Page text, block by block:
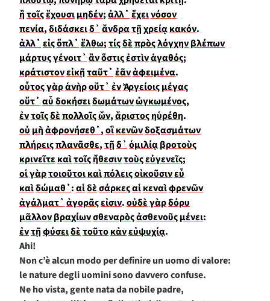
ἢτοῖςἔχουσιμηδέν;ἀλλ᾽ἔχεινόσον
πενία,διδάσκειδ᾽ἄνδρατῇχρείᾳκακόν.
ἀλλ᾽εἰςὅπλ᾽ἔλθω;τίςδὲπρὸςλόγχηνβλέπων
μάρτυςγένοιτ᾽ἂνὅστιςἐστὶνἁγαθός;
κράτιστονεἰκῇταῦτ᾽ἐᾶνἀφειμένα.
οὗτοςγὰρἁνὴροὔτ᾽ἐνἈργείοιςμέγας
οὔτ᾽αὖδοκήσειδωμάτωνὠγκωμένος,
ἐντοῖςδὲπολλοῖςὤν,ἄριστοςηὑρέθη.
οὐμὴἀφρονήσεθ᾽,οἳκενῶνδοξασμάτων
πλήρειςπλανᾶσθε,τῇδ᾽ὁμιλίᾳβροτοὺς
κρινεῖτεκαὶτοῖςἤθεσιντοὺςεὐγενεῖς;
οἱγὰρτοιοῦτοικαὶπόλειςοἰκοῦσινεὖ
καὶδώμαθ᾽:αἱδὲσάρκεςαἱκεναὶφρενῶν
ἀγάλματ᾽ἀγορᾶςεἰσιν.οὐδὲγὰρδόρυ
μᾶλλονβραχίωνσθεναρὸςἀσθενοῦςμένει:
ἐντῇφύσειδὲτοῦτοκἀνεὐψυχίᾳ.
Ahi!
Non c’è alcun modo per definire un uomo di valore:
le nature degli uomini sono davvero confuse.
Ne ho vista, gente nata da nobile padre,